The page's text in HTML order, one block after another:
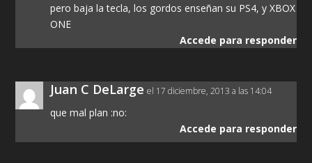
pero baja la tecla, los gordos enseñan su PS4, y XBOX
ONE
Accede para responder
Juan C DeLarge el 17 diciembre, 2013 a las 14:04
que mal plan :no:
Accede para responder